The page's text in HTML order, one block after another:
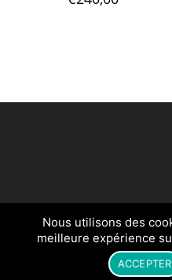
Créé par
Nous utilisons des
meilleure expérience
ACCEPTER